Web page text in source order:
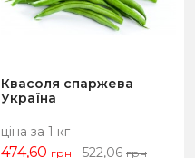
Квасоля спаржева
Україна
ціна за 1 кг
474,60 грн 522,06грн